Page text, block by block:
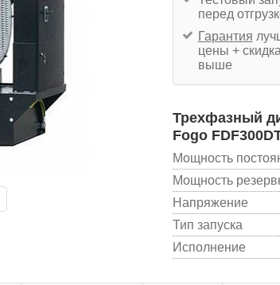
перед
Гарантия
цены +
выше
Трехфазный
Fogo
Мощность
Мощность
Напряжение
Тип запуска
Исполнение